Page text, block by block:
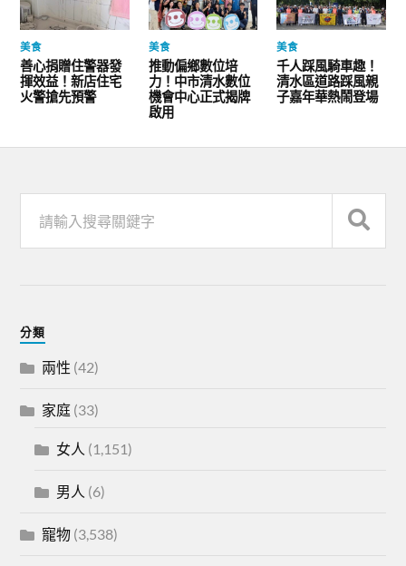
美食
善心捐贈住警器發
揮效益！新店住宅
火警搶先預警
美食
推動偏鄉數位培
力！中市清水數位
機會中心正式揭牌
啟用
美食
千人踩風騎車趣！
清水區道路踩風親
子嘉年華熱鬧登場
分類
兩性 (42)
家庭 (33)
女人 (1,151)
男人 (6)
寵物 (3,538)